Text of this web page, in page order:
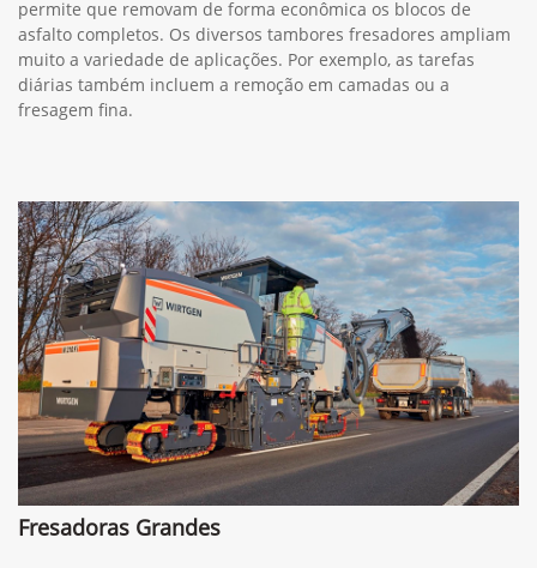
permite que removam de forma econômica os blocos de
asfalto completos. Os diversos tambores fresadores ampliam
muito a variedade de aplicações. Por exemplo, as tarefas
diárias também incluem a remoção em camadas ou a
fresagem fina.
Fresadoras Grandes